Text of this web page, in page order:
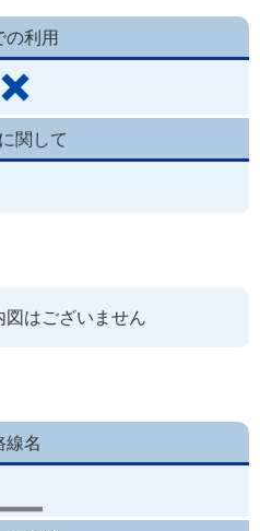
の利用
関して
図はございません
線名